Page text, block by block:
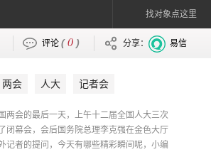
找对象点这里
评论 (0 ) 分享： 易信
两会 人大 记者会
两会的最后一天，上午十二届全国人大三次
闭幕会，会后国务院总理李克强在金色大厅
记者的提问，今天有哪些精彩瞬间呢，小编